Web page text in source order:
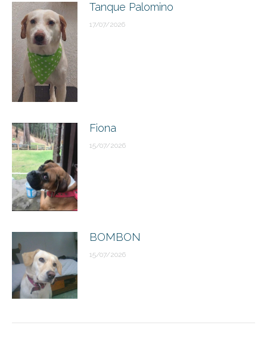
Tanque Palomino
17/07/2026
Fiona
15/07/2026
BOMBON
15/07/2026